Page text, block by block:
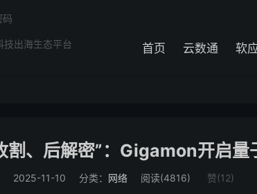
技出海生态平台 首页 云数通 软
码
割、后解密”：Gigamon开启量
2025-11-10 分类： 网络 阅读(4816) 赞(12)